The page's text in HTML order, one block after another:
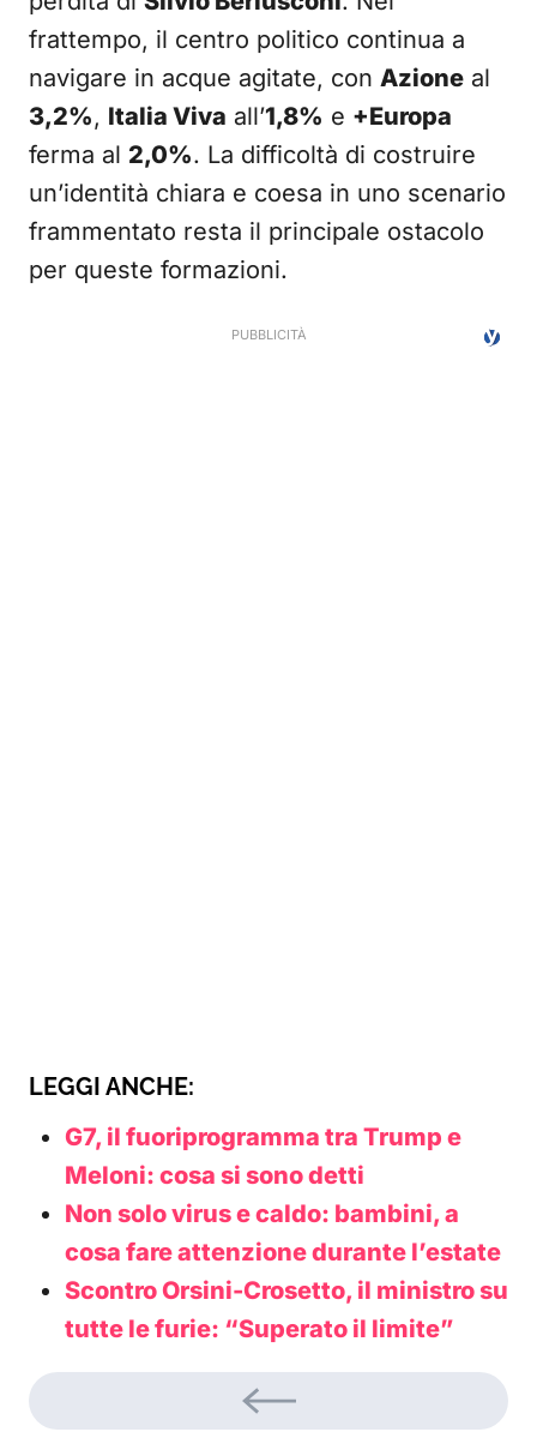
frattempo, il centro politico continua a
navigare in acque agitate, con Azione al
3,2%, Italia Viva all’1,8% e +Europa
ferma al 2,0%. La difficoltà di costruire
un’identità chiara e coesa in uno scenario
frammentato resta il principale ostacolo
per queste formazioni.
LEGGI ANCHE:
G7, il fuoriprogramma tra Trump e
Meloni: cosa si sono detti
Non solo virus e caldo: bambini, a
cosa fare attenzione durante l’estate
Scontro Orsini-Crosetto, il ministro su
tutte le furie: “Superato il limite”